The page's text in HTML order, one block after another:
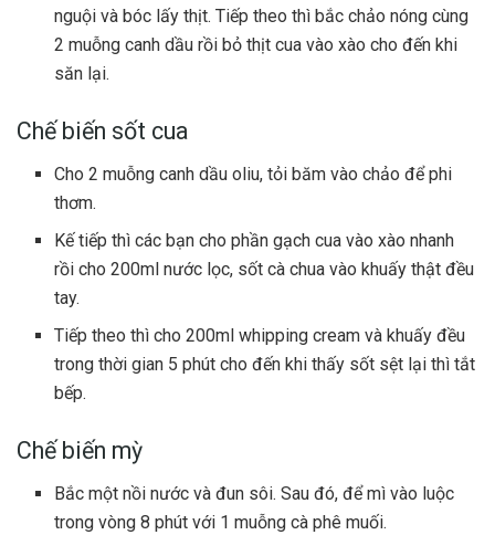
nguội và bóc lấy thịt. Tiếp theo thì bắc chảo nóng cùng
2 muỗng canh dầu rồi bỏ thịt cua vào xào cho đến khi
săn lại.
Chế biến sốt cua
Cho 2 muỗng canh dầu oliu, tỏi băm vào chảo để phi
thơm.
Kế tiếp thì các bạn cho phần gạch cua vào xào nhanh
rồi cho 200ml nước lọc, sốt cà chua vào khuấy thật đều
tay.
Tiếp theo thì cho 200ml whipping cream và khuấy đều
trong thời gian 5 phút cho đến khi thấy sốt sệt lại thì tắt
bếp.
Chế biến mỳ
Bắc một nồi nước và đun sôi. Sau đó, để mì vào luộc
trong vòng 8 phút với 1 muỗng cà phê muối.